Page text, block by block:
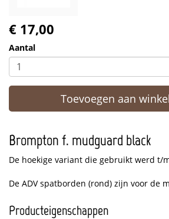
€ 17,00
Aantal
Toevoegen aan
Brompton f. mudguard black
De hoekige variant die gebruikt werd t/
De ADV spatborden (rond) zijn voor de
Producteigenschappen